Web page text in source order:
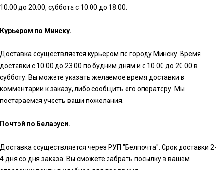
10.00 до 20.00, суббота с 10.00 до 18.00.
Курьером по Минску.
Доставка осуществляется курьером по городу Минску. Время
доставки с 10.00 до 23.00 по будним дням и с 10.00 до 20.00 в
субботу. Вы можете указать желаемое время доставки в
комментарии к заказу, либо сообщить его оператору. Мы
постараемся учесть ваши пожелания.
Почтой по Беларуси.
Доставка осуществляется через РУП "Белпочта". Срок доставки 2-
4 дня со дня заказа. Вы сможете забрать посылку в вашем